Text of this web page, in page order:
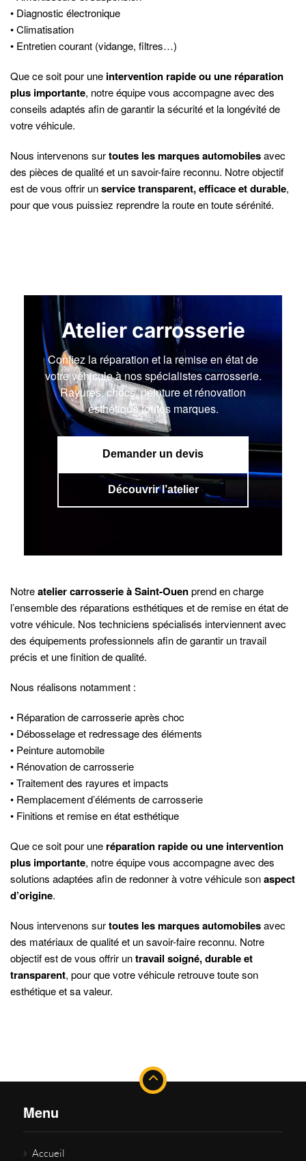
• Diagnostic électronique
• Climatisation
• Entretien courant (vidange, filtres…)
Que ce soit pour une intervention rapide ou une réparation
plus importante, notre équipe vous accompagne avec des
conseils adaptés afin de garantir la sécurité et la longévité de
votre véhicule.
Nous intervenons surtoutes les marques automobilesavec
des pièces de qualité et un savoir-faire reconnu. Notre objectif
est de vous offrir unservice transparent, efficace et durable,
pour que vous puissiez reprendre la route en toute sérénité.
Atelier carrosserie
Confiez la réparation et la remise en état de
votre véhicule à nos spécialistes carrosserie.
Rayures, chocs, peinture et rénovation
esthétique toutes marques.
Demander un devis
Découvrir l’atelier
Notreatelier carrosserie à Saint-Ouenprend en charge
l’ensemble des réparations esthétiques et de remise en état de
votre véhicule. Nos techniciens spécialisés interviennent avec
des équipements professionnels afin de garantir un travail
précis et une finition de qualité.
Nous réalisons notamment :
• Réparation de carrosserie après choc
• Débosselage et redressage des éléments
• Peinture automobile
• Rénovation de carrosserie
• Traitement des rayures et impacts
• Remplacement d’éléments de carrosserie
• Finitions et remise en état esthétique
Que ce soit pour une réparation rapide ou une intervention
plus importante, notre équipe vous accompagne avec des
solutions adaptées afin de redonner à votre véhicule sonaspect
d’origine.
Nous intervenons surtoutes les marques automobilesavec
des matériaux de qualité et un savoir-faire reconnu. Notre
objectif est de vous offrir untravail soigné, durable et
transparent, pour que votre véhicule retrouve toute son
esthétique et sa valeur.
Menu
Accueil